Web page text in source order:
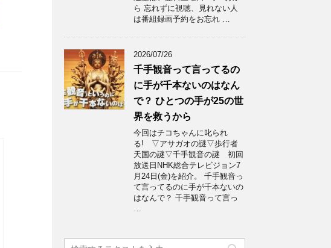
ら 忘れずに視聴、見れない人
は番組録画予約をお忘れ …
2026/07/26
千手観音って言ってるの
に手が千本ないのはなん
で？ ひとつの手が25の世
界を救うから
今回はチコちゃんに叱られ
る! ▽アサガオの謎▽歩行者
天国の謎▽千手観音の謎 初回
放送日NHK総合テレビジョン7
月24日(金)を紹介。 千手観音っ
て言ってるのに手が千本ないの
はなんで？ 千手観音って言っ
…